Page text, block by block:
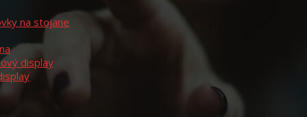
na stojane
display